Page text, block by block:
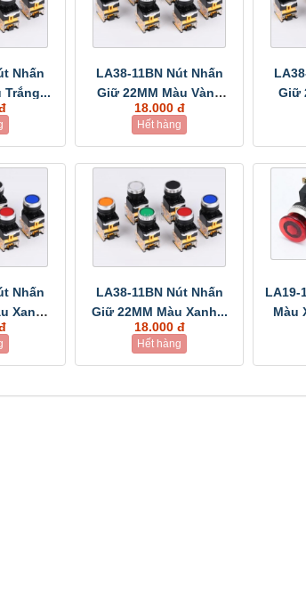
Nhấn
Trắng...
LA38-11BN Nút Nhấn
Giữ 22MM Màu Vàng
10A
18.000 đ
Hết hàng
Giữ
Nhấn
Xanh
LA38-11BN Nút Nhấn
Giữ 22MM Màu Xanh...
18.000 đ
Hết hàng
LA19-
Màu